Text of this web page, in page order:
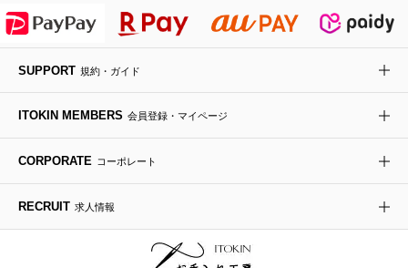
HIROKO KOSHINO
デニムジャケット
ダウンジャケット・コート
手袋
チャーム・ストラップ
ボディバッグ・メッセンジャーバッグ
トラベルバッグ
ローファー
ドレスシューズ
ラナンキュラス
ポプリアレンジ＆フレグランス
SUPPORT 規約・ガイド
ITOKIN MEMBERS 会員登録・マイページ
CORPORATE コーポレート
RECRUIT 求人情報